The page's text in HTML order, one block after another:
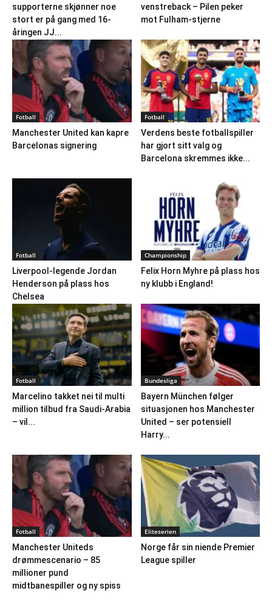
supporterne skjønner noe
stort er på gang med 16-
åringen JJ...
venstreback – Pilen peker
mot Fulham-stjerne
Fotball
Manchester United kan kapre
Barcelonas signering
Fotball
Verdens beste fotballspiller
har gjort sitt valg og
Barcelona skremmes ikke...
Fotball
Liverpool-legende Jordan
Henderson på plass hos
Chelsea
Championship
Felix Horn Myhre på plass hos
ny klubb i England!
Fotball
Marcelino takket nei til multi
million tilbud fra Saudi-Arabia
– vil...
Bundesliga
Bayern München følger
situasjonen hos Manchester
United – ser potensiell
Harry...
Fotball
Manchester Uniteds
drømmescenario – 85
millioner pund
midtbanespiller og ny spiss
Eliteserien
Norge får sin niende Premier
League spiller